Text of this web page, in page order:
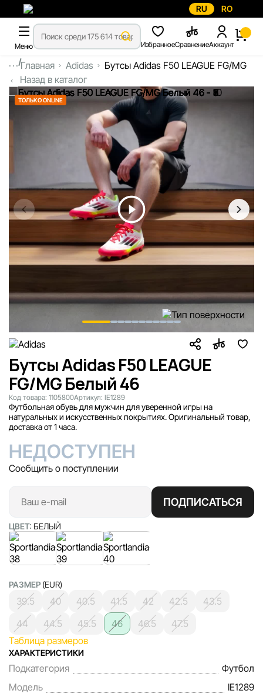
RU RO
Меню ИзбранноеСравнениеАккаунт
...Главная Adidas
Бутсы Adidas F50 LEAGUE FG/MG
Назад в каталог
ТОЛЬКО ONLINE
Бутсы Adidas F50 LEAGUE
FG/MG Белый 46
Код товара: 1105800Артикул: IE1289
Футбольная обувь для мужчин для уверенной игры на
натуральных и искусственных покрытиях. Оригинальный товар,
доставка от 1 часа.
НЕДОСТУПЕН
Сообщить о поступлении
ПОДПИСАТЬСЯ
ЦВЕТ: БЕЛЫЙ
РАЗМЕР (EUR)
39.5 40 40.5 41.5 42 42.5
43.5
44
44.5 45.5 46 46.5
47.5
Таблица размеров
ХАРАКТЕРИСТИКИ
Подкатегория
Футбол
Модель
IE1289